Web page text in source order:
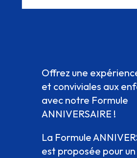
Offrez une
et conviviales aux
avec notre Formule
ANNIVERSAIRE !
La Formule
est proposée pour